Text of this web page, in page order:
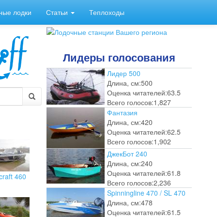
лодки Статьи Теплоходы
460
Лидеры голосования
Лидер 500
Длина, см:500
Оценка читателей:63.5
Всего голосов:1,827
Фантазия
Длина, см:420
Оценка читателей:62.5
Всего голосов:1,902
ДжекБот 240
Длина, см:240
Оценка читателей:61.8
Всего голосов:2,236
Spinningline 470 / SL 470
Длина, см:478
Оценка читателей:61.5